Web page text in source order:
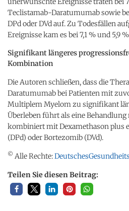
Teclistamab-Daratumumab sowie
DPd oder DVd auf. Zu Todesfällen
Ereignisse kam es bei 7,1 % und 5,9
Signifikant längeres
Kombination
Die Autoren schließen, dass die
Daratumumab bei Patienten mit
Multiplem Myelom zu signifikant
Überleben führt als eine
kombiniert mit Dexamethason plus
(DPd) oder Bortezomib (DVd).
© Alle Rechte:
Teilen Sie diesen Beitrag: